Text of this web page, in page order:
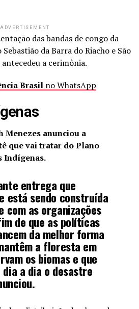
ADVERTISEMENT
das bandas de congo da
Sebastião da Barra do Riacho e São
a cerimônia.
Brasil no WhatsApp
anunciou a
que vai tratar do Plano
Indígenas.
entrega que
está sendo construída
com as organizações
de que as políticas
da melhor forma
a floresta em
os biomas e que
a dia o desastre